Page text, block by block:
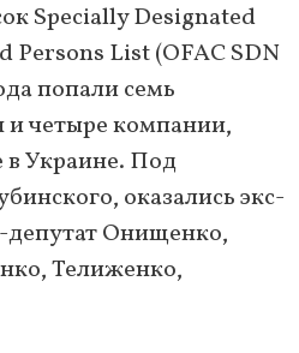
Specially Designated
Persons List (OFAC SDN
попали семь
и четыре компании,
в Украине. Под
оказались экс-
депутат Онищенко,
Телиженко,